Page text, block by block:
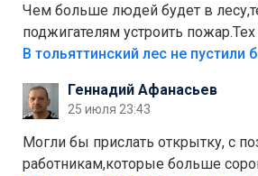
Чем больше людей будет в
поджигателям устроить
костры,тех надо безбожно
Штрафы мизерные.
Геннадий Афанасьев
25 июля 23:43
Могли бы прислать открытку, с
работникам,которые больше